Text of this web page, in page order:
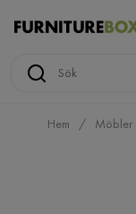
Hem Möbler